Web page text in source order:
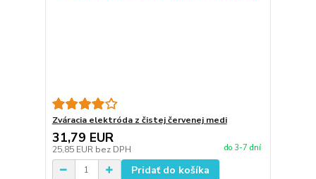
Zváracia elektróda z čistej červenej medi
31,79 EUR
25,85 EUR bez DPH do 3-7 dní
Pridať do košíka